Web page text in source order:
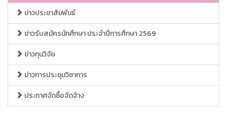
ข่าวประชาสัมพันธ์
ข่าวรับสมัครนักศึกษา ประจำปีการศึกษา 2569
ข่าวทุนวิจัย
ข่าวการประชุมวิชาการ
ประกาศจัดซื้อจัดจ้าง